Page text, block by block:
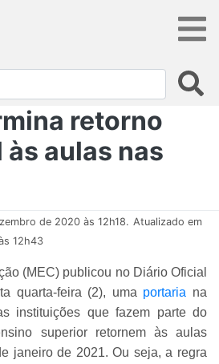
retorno
aulas nas
de 2020 às 12h18. Atualizado em
12h43
(MEC) publicou no Diário Oficial
quarta-feira (2), uma portaria na
instituições que fazem parte do
superior retornem às aulas
janeiro de 2021. Ou seja, a regra